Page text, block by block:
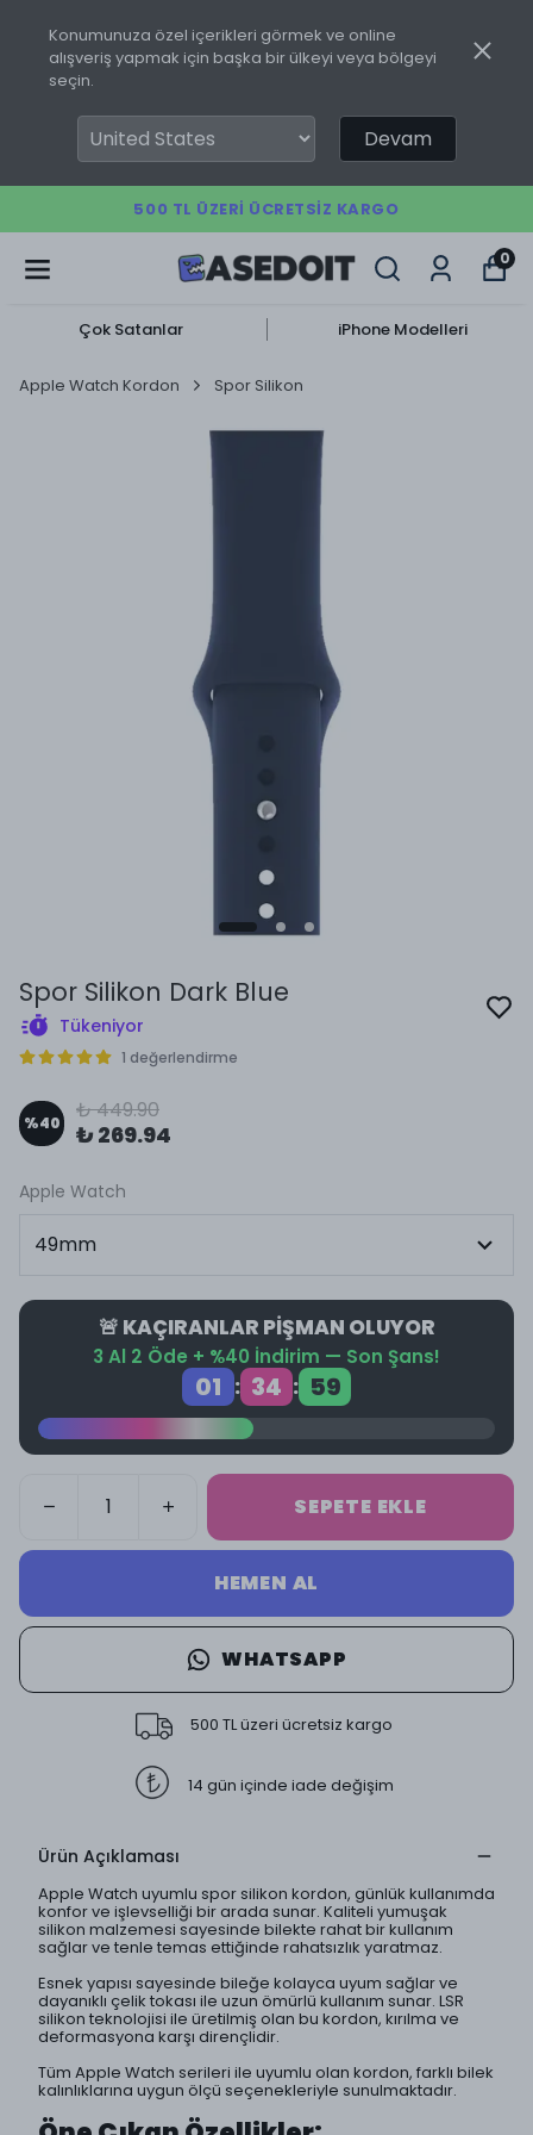
Konumunuza özel içerikleri görmek ve online
alışveriş yapmak için başka bir ülkeyi veya bölgeyi
seçin.
Devam
500 TL ÜZERI ÜCRETSIZ KARGO
0
Çok Satanlar iPhone Modelleri
Apple Watch Kordon Spor Silikon
Spor Silikon Dark Blue
Tükeniyor
1 değerlendirme
%40 ₺ 449.90
₺ 269.94
Apple Watch
🚨 KAÇIRANLAR PİŞMAN OLUYOR
3 Al 2 Öde + %40 İndirim — Son Şans!
01 : 34 : 59
SEPETE EKLE
HEMEN AL
WHATSAPP
500 TL üzeri ücretsiz kargo
14 gün içinde iade değişim
Ürün Açıklaması
Apple Watch uyumlu spor silikon kordon, günlük kullanımda
konfor ve işlevselliği bir arada sunar. Kaliteli yumuşak
silikon malzemesi sayesinde bilekte rahat bir kullanım
sağlar ve tenle temas ettiğinde rahatsızlık yaratmaz.
Esnek yapısı sayesinde bileğe kolayca uyum sağlar ve
dayanıklı çelik tokası ile uzun ömürlü kullanım sunar. LSR
silikon teknolojisi ile üretilmiş olan bu kordon, kırılma ve
deformasyona karşı dirençlidir.
Tüm Apple Watch serileri ile uyumlu olan kordon, farklı bilek
kalınlıklarına uygun ölçü seçenekleriyle sunulmaktadır.